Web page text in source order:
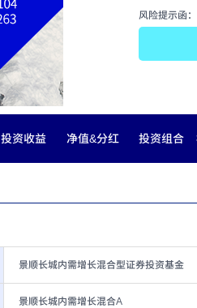
风险提示函：
投资收益 净值&分红 投资组合
景顺长城内需增长混合型证券投资基金
景顺长城内需增长混合A